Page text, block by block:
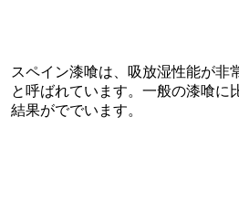
スペイン漆喰は、吸放湿性能が非
と呼ばれています。一般の漆喰に
結果がででいます。